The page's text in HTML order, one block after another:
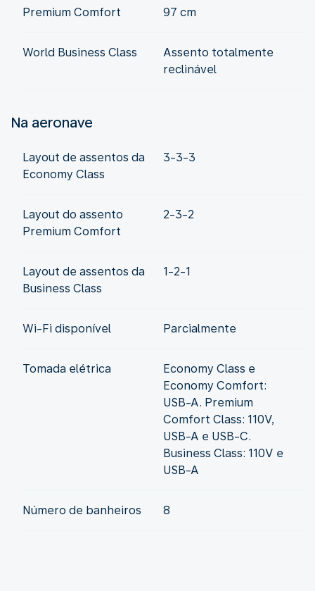
Premium Comfort 97 cm
World Business Class
Assento totalmente
reclinável
Na aeronave
Layout de assentos da
Economy Class
3-3-3
Layout do assento
Premium Comfort
2-3-2
Layout de assentos da
Business Class
1-2-1
Wi-Fi disponível Parcialmente
Tomada elétrica
Economy Class e
Economy Comfort:
USB-A. Premium
Comfort Class: 110V,
USB-A e USB-C.
Business Class: 110V e
USB-A
Número de banheiros 8